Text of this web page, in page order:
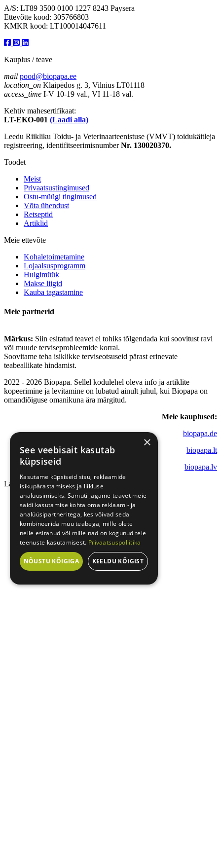
A/S: LT89 3500 0100 1227 8243 Paysera
Ettevõtte kood: 305766803
KMKR kood: LT100014047611
Kauplus / teave
mail pood@biopapa.ee
location_on Klaipėdos g. 3, Vilnius LT01118
access_time I-V 10-19 val., VI 11-18 val.
Kehtiv mahesertifikaat:
LT-EKO-001 (Laadi alla)
Leedu Riikliku Toidu- ja Veterinaarteenistuse (VMVT) toidukäitleja
registreering, identifitseerimisnumberNr. 130020370.
Toodet
Meist
Privaatsustingimused
Ostu-müügi tingimused
Võta ühendust
Retseptid
Artiklid
Meie ettevõte
Kohaletoimetamine
Lojaalsusprogramm
Hulgimüük
Makse liigid
Kauba tagastamine
Meie partnerid
Märkus: Siin esitatud teavet ei tohiks tõlgendada kui soovitust ravi
või muude terviseprobleemide korral.
Soovitame teha isiklikke terviseotsuseid pärast erinevate
teabeallikate hindamist.
2022 - 2026 Biopapa. Sellel kodulehel oleva info ja artiklite
kopeerimine ja levitamine on lubatud ainult juhul, kui Biopapa on
omandiõiguse omanikuna ära märgitud.
Meie kauplused:
biopapa.de
biopapa.lt
biopapa.lv
Laadimine...
×
See veebisait kasutab
küpsiseid
Kasutame küpsiseid sisu, reklaamide
isikupärastamiseks ja liikluse
analüüsimiseks. Samuti jagame teavet meie
saidi kasutamise kohta oma reklaami- ja
analüüsipartneritega, kes võivad seda
kombineerida muu teabega, mille olete
neile esitanud või mille nad on kogunud teie
teenuste kasutamisest. Privaatsuspoliitika
NÕUSTU KÕIGIGA KEELDU KÕIGIST